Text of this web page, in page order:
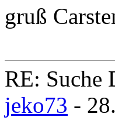
gruß
RE: Suche
jeko73 -